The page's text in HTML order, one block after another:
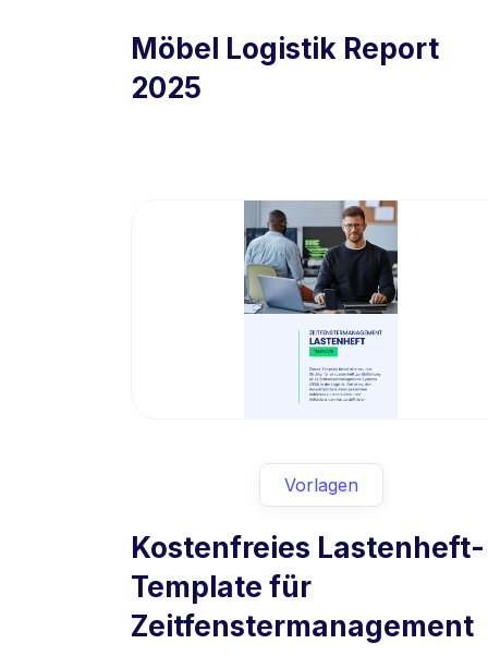
Möbel Logistik Report
2025
Vorlagen
Kostenfreies Lastenheft-
Template für
Zeitfenstermanagement